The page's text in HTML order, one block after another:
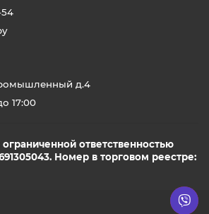
д.4
17:00
ответственностью
Номер в торговом реестре: